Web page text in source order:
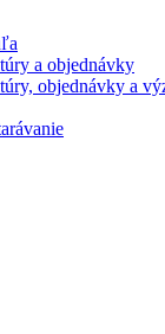
a objednávky
objednávky a